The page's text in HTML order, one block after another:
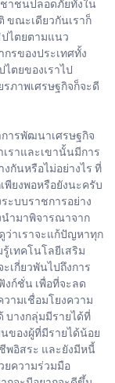
ชาชนปลอดภัยทั้งใน
ขณะเดียวกันเราก็
ปไตยตามแนว
รของประเทศทั้ง
ตยของเราไป
ภาพเศรษฐกิจก็จะดี
การพัฒนาเศรษฐกิจ
ราและเขานั้นมีการ
กันหรือไม่อย่างไร ที่
พียงพอหรือยังนะครับ
ะบบราชการอย่าง
นำมาพิจารณาจาก
าเราจะแก้ปัญหาทุก
เทคโนโลยีเสริม
เกี่ยวพันไปถึงการ
ก์ชั่น เพื่อที่จะลด
ามเชื่อมโยงความ
บางกลุ่มมีรายได้ที่
นของผู้ที่มีรายได้น้อย
พอิสระ และยังมีหนี้
ยความร่วมมือ